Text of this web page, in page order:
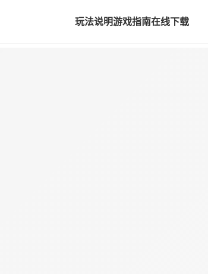
玩法说明游戏指南在线下载